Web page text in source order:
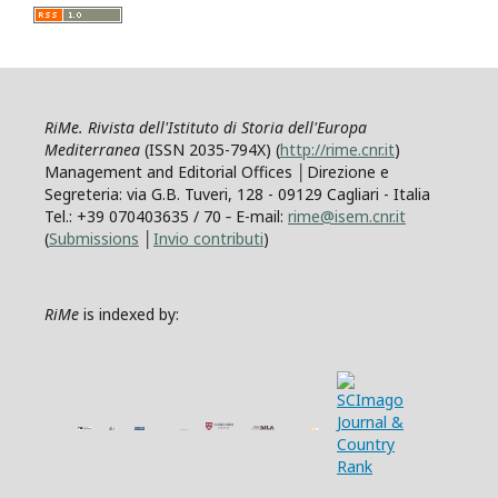
RiMe. Rivista dell'Istituto di Storia dell'Europa
Mediterranea (ISSN 2035-794X) (http://rime.cnr.it)
Management and Editorial Offices │Direzione e
Segreteria: via G.B. Tuveri, 128 - 09129 Cagliari - Italia
Tel.: +39 070403635 / 70 ‐ E-mail: rime@isem.cnr.it
(Submissions Invio contributi)
RiMe is indexed by: